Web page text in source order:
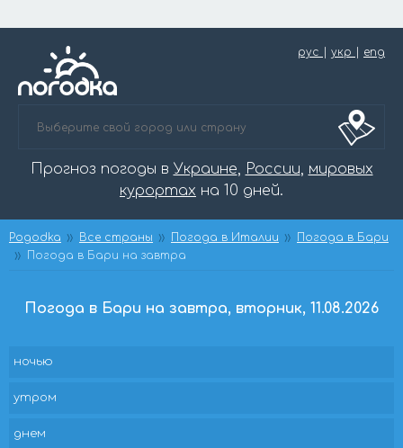
рус укр eng
Прогноз погоды в Украине, России, мировых
курортах на 10 дней.
Pogodka Все страны Погода в Италии
Погода в Бари
Погода в Бари на завтра
Погода в Бари на завтра, вторник, 11.08.2026
ночью
утром
днем